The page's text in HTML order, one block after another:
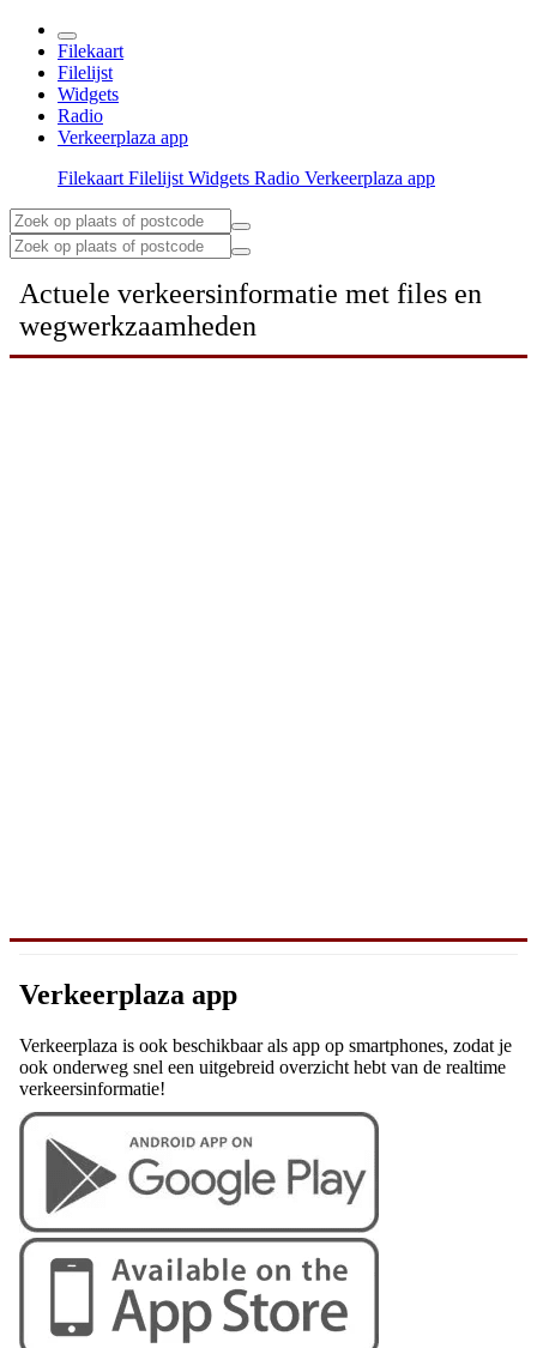
Filekaart
Filelijst
Widgets
Radio
Verkeerplaza app
Filekaart Filelijst Widgets Radio Verkeerplaza app
Actuele verkeersinformatie met files en
wegwerkzaamheden
Verkeerplaza app
Verkeerplaza is ook beschikbaar als app op smartphones, zodat je
ook onderweg snel een uitgebreid overzicht hebt van de realtime
verkeersinformatie!